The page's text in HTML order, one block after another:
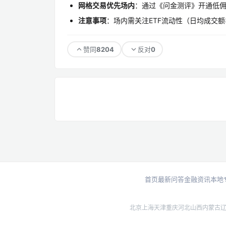
网格交易优先场内：通过《问金测评》开通低
注意事项：场内需关注ETF流动性（日均成交
赞同8204 反对0
首页最新问答金融资讯本地
北京 上海天津重庆河北山西内蒙古